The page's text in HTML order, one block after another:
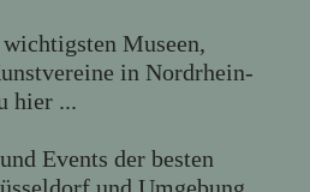
Museen,
in Nordrhein-
hier ...
Events der besten